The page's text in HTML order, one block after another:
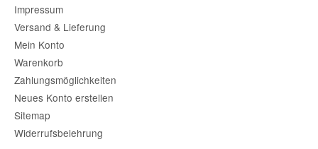
Impressum
Versand & Lieferung
Mein Konto
Warenkorb
Zahlungsmöglichkeiten
Neues Konto erstellen
Sitemap
Widerrufsbelehrung